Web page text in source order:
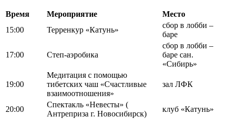
Время Мероприятие
Место
15:00
Терренкур «Катунь»
сбор в лобби –
баре
17:00 Степ-аэробика
сбор в лобби –
баре сан.
«Сибирь»
19:00
Медитация с помощью
тибетских чаш «Счастливые
взаимоотношения»
зал ЛФК
20:00
Спектакль «Невесты» (
Антреприза г. Новосибирск)
клуб «Катунь»